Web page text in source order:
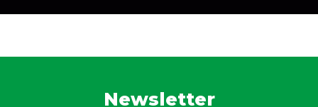
Newsletter